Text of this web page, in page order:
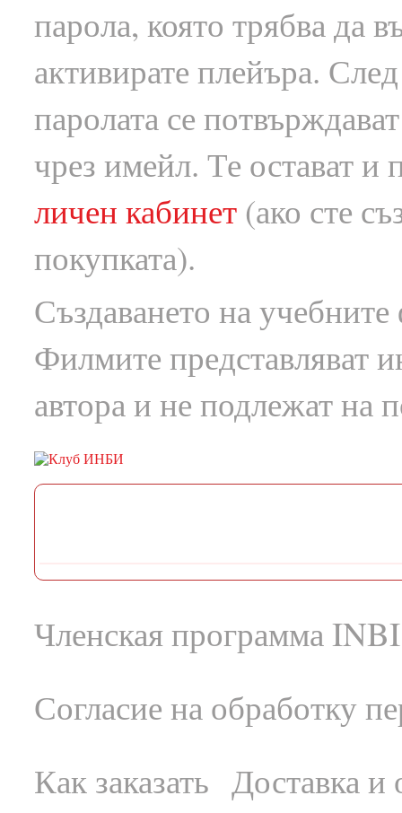
парола, която трябва да
активирате плейъра.
паролата се
чрез имейл. Те остават
личен кабинет (ако сте
покупката).
Създаването на
Филмите представляват
автора и не подлежат на
Членская программа INBI
Согласие на обработку
Как заказать Доставка и